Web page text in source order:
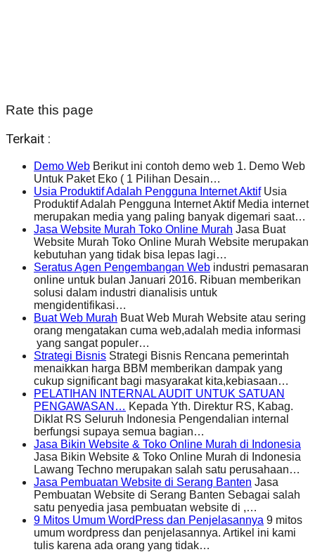
Rate this page
Terkait :
Demo Web Berikut ini contoh demo web 1. Demo Web
Untuk Paket Eko ( 1 Pilihan Desain…
Usia Produktif Adalah Pengguna Internet AktifUsia
Produktif Adalah Pengguna Internet Aktif Media internet
merupakan media yang paling banyak digemari saat…
Jasa Website Murah Toko Online Murah Jasa Buat
Website Murah Toko Online Murah Website merupakan
kebutuhan yang tidak bisa lepas lagi…
Seratus Agen Pengembangan Web industri pemasaran
online untuk bulan Januari 2016. Ribuan memberikan
solusi dalam industri dianalisis untuk
mengidentifikasi…
Buat Web Murah Buat Web Murah Website atau sering
orang mengatakan cuma web,adalah media informasi
yang sangat populer…
Strategi Bisnis Strategi Bisnis Rencana pemerintah
menaikkan harga BBM memberikan dampak yang
cukup significant bagi masyarakat kita,kebiasaan…
PELATIHAN INTERNAL AUDIT UNTUK SATUAN
PENGAWASAN… Kepada Yth. Direktur RS, Kabag.
Diklat RS Seluruh Indonesia Pengendalian internal
berfungsi supaya semua bagian…
Jasa Bikin Website & Toko Online Murah di Indonesia
Jasa Bikin Website & Toko Online Murah di Indonesia
Lawang Techno merupakan salah satu perusahaan…
Jasa Pembuatan Website di Serang Banten Jasa
Pembuatan Website di Serang Banten Sebagai salah
satu penyedia jasa pembuatan website di ,…
9 Mitos Umum WordPress dan Penjelasannya 9 mitos
umum wordpress dan penjelasannya. Artikel ini kami
tulis karena ada orang yang tidak…